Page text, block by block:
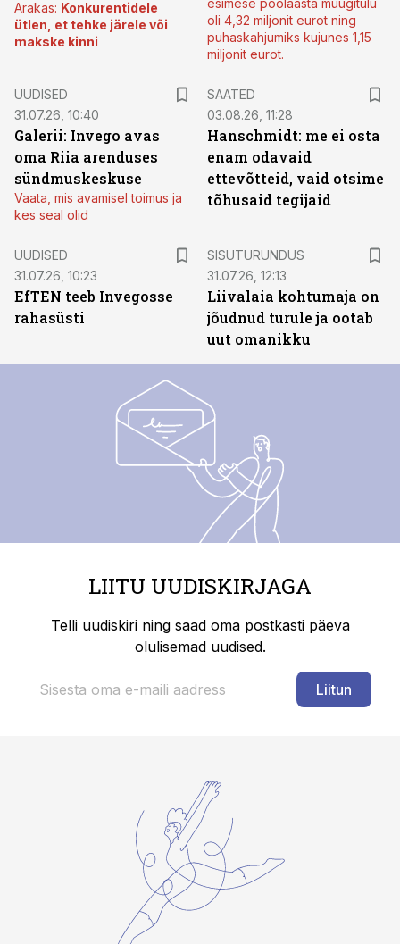
Arakas: Konkurentidele
ütlen, et tehke järele või
makske kinni
esimese poolaasta müügitulu
oli 4,32 miljonit eurot ning
puhaskahjumiks kujunes 1,15
miljonit eurot.
UUDISED
31.07.26, 10:40
Galerii: Invego avas
oma Riia arenduses
sündmuskeskuse
Vaata, mis avamisel toimus ja
kes seal olid
SAATED
03.08.26, 11:28
Hanschmidt: me ei osta
enam odavaid
ettevõtteid, vaid otsime
tõhusaid tegijaid
UUDISED
31.07.26, 10:23
EfTEN teeb Invegosse
rahasüsti
SISUTURUNDUS
31.07.26, 12:13
Liivalaia kohtumaja on
jõudnud turule ja ootab
uut omanikku
LIITU UUDISKIRJAGA
Telli uudiskiri ning saad oma postkasti päeva
olulisemad uudised.
Liitun